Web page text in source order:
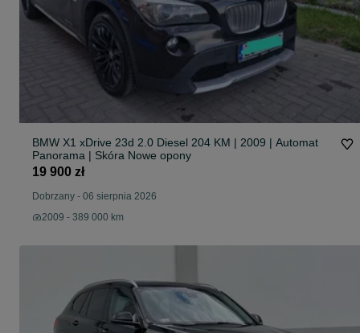
BMW X1 xDrive 23d 2.0 Diesel 204 KM | 2009 | Automat
Panorama | Skóra Nowe opony
19 900 zł
Dobrzany - 06 sierpnia 2026
2009 - 389 000 km